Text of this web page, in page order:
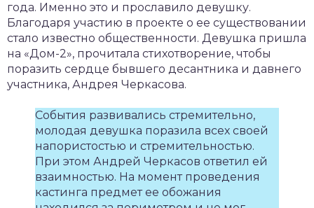
года. Именно это и прославило девушку.
Благодаря участию в проекте о ее существовании
стало известно общественности. Девушка пришла
на «Дом-2», прочитала стихотворение, чтобы
поразить сердце бывшего десантника и давнего
участника, Андрея Черкасова.
События развивались стремительно,
молодая девушка поразила всех своей
напористостью и стремительностью.
При этом Андрей Черкасов ответил ей
взаимностью. На момент проведения
кастинга предмет ее обожания